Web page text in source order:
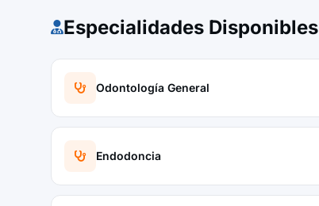
Especialidades Disponibles
Odontología General
Endodoncia